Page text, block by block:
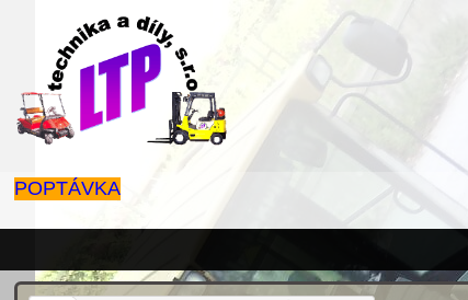
POPTÁVKA